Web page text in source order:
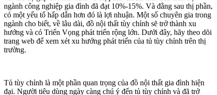
ngành công nghiệp gia đình đã đạt 10%-15%. Và đằng sau thị phần,
có một yếu tố hấp dẫn hơn đó là lợi nhuận. Một số chuyên gia trong
ngành cho biết, về lâu dài, đồ nội thất tùy chỉnh sẽ trở thành xu
hướng và có Triển Vọng phát triển rộng lớn. Dưới đây, hãy theo dõi
trang web để xem xét xu hướng phát triển của tủ tùy chỉnh trên thị
trường.
Tủ tùy chỉnh là một phần quan trọng của đồ nội thất gia đình hiện
đại. Người tiêu dùng ngày càng chú ý đến tủ tùy chỉnh và đã trở